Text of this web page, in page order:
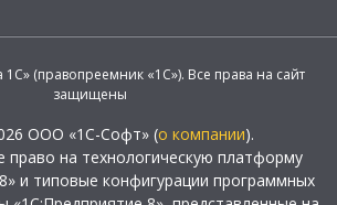
(правопреемник «1С»). Все права на сайт
защищены
ООО «1С-Софт» (о компании).
право на технологическую платформу
и типовые конфигурации программных